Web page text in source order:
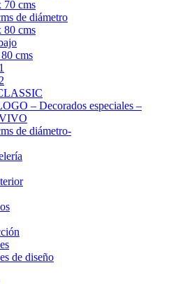
70 cms
de diámetro
80 cms
cms
– Decorados especiales –
de diámetro-
de diseño